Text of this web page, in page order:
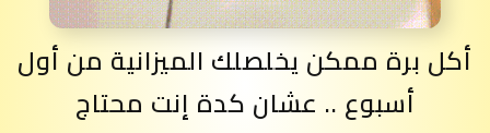
أكل برة ممكن يخلصلك الميزانية من أول
أسبوع .. عشان كدة إنت محتاج